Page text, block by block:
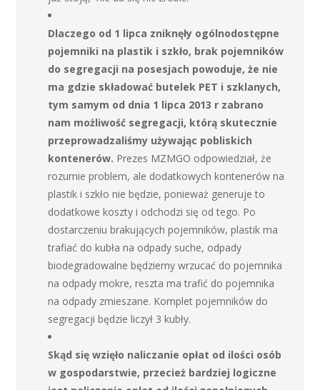
Dlaczego od 1 lipca zniknęły ogólnodostępne
pojemniki na plastik i szkło, brak pojemników
do segregacji na posesjach powoduje, że nie
ma gdzie składować butelek PET i szklanych,
tym samym od dnia 1 lipca 2013 r zabrano
nam możliwość segregacji, którą skutecznie
przeprowadzaliśmy używając pobliskich
kontenerów. Prezes MZMGO odpowiedział, że
rozumie problem, ale dodatkowych kontenerów na
plastik i szkło nie będzie, ponieważ generuje to
dodatkowe koszty i odchodzi się od tego. Po
dostarczeniu brakujących pojemników, plastik ma
trafiać do kubła na odpady suche, odpady
biodegradowalne będziemy wrzucać do pojemnika
na odpady mokre, reszta ma trafić do pojemnika
na odpady zmieszane. Komplet pojemników do
segregacji będzie liczył 3 kubły.
Skąd się wzięło naliczanie opłat od ilości osób
w gospodarstwie, przecież bardziej logiczne